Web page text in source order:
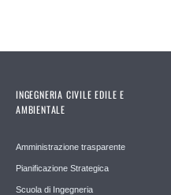
INGEGNERIA CIVILE EDILE E
AMBIENTALE
Amministrazione trasparente
Pianificazione Strategica
Scuola di Ingegneria